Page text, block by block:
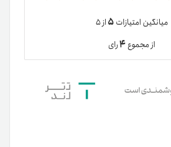
میانگین امتیازات ۵از ۵
از مجموع۴رای